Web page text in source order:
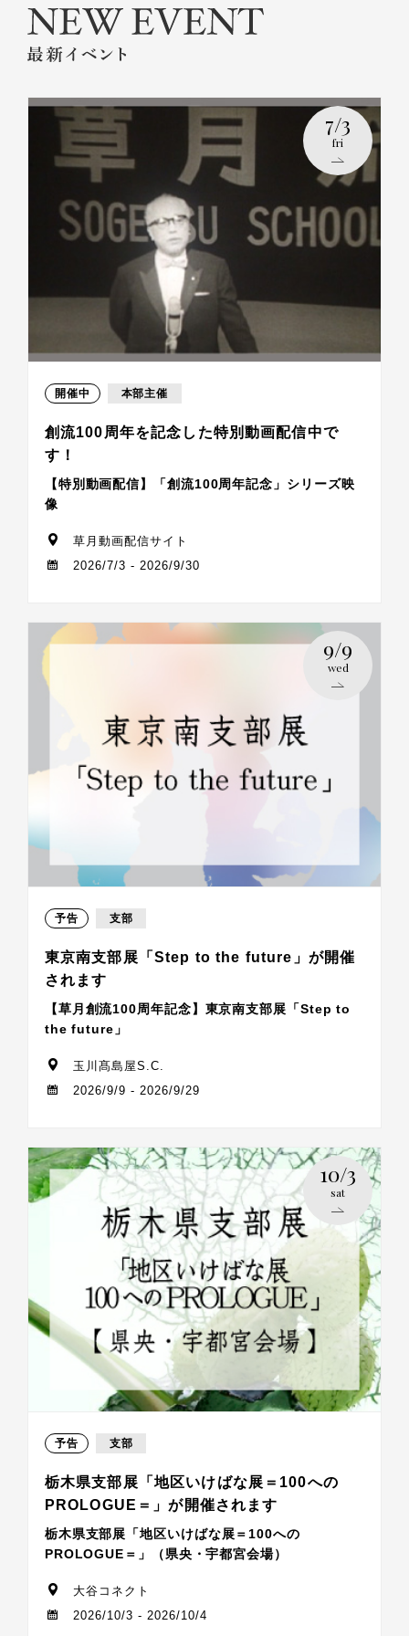
7/3
fri
開催中 本部主催
創流100周年を記念した特別動画配信中で
す！
【特別動画配信】「創流100周年記念」シリーズ映
像
草月動画配信サイト
2026/7/3 - 2026/9/30
9/9
wed
予告 支部
東京南支部展「Step to the future」が開催
されます
【草月創流100周年記念】東京南支部展「Step to
the future」
玉川髙島屋S.C.
2026/9/9 - 2026/9/29
10/3
sat
予告 支部
栃木県支部展「地区いけばな展＝100への
PROLOGUE＝」が開催されます
栃木県支部展「地区いけばな展＝100への
PROLOGUE＝」（県央・宇都宮会場）
大谷コネクト
2026/10/3 - 2026/10/4